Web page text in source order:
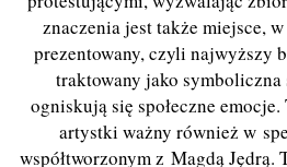
znaczenia jest także miejsce,
prezentowany, czyli najwyższy
traktowany jako
ogniskują się społeczne
artystki ważny również w
współtworzonym z Magdą Jędrą.